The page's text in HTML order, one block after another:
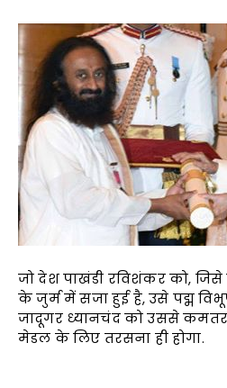
जो देश पाखंडी रविशंकर को,
के जुर्म में सजा हुई है, उसे पद्म
जादूगर ध्यानचंद को उससे
मेडल के लिए तरसना ही होगा.